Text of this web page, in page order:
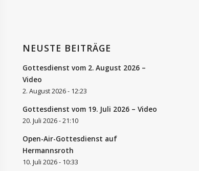
NEUSTE BEITRÄGE
Gottesdienst vom 2. August 2026 –
Video
2. August 2026 - 12:23
Gottesdienst vom 19. Juli 2026 – Video
20. Juli 2026 - 21:10
Open-Air-Gottesdienst auf
Hermannsroth
10. Juli 2026 - 10:33